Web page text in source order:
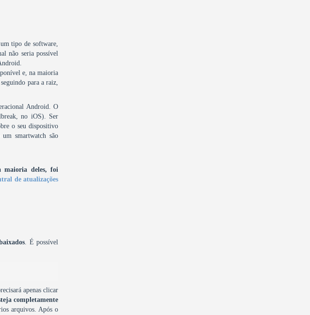
tipo de software,
não seria possível
e, na maioria
para a raiz,
Android. O
no iOS). Ser
o seu dispositivo
smartwatch são
maioria deles, foi
de atualizações
. É possível
apenas clicar
completamente
arquivos. Após o